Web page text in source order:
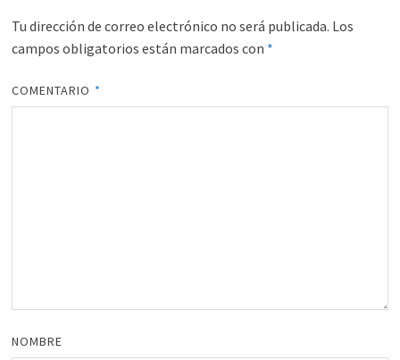
Tu dirección de correo electrónico no será publicada. Los
campos obligatorios están marcados con *
COMENTARIO *
NOMBRE